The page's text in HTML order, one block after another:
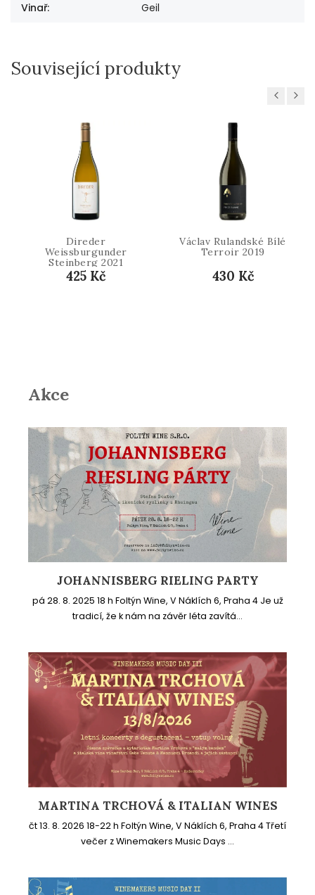
Vinař: Geil
Související produkty
Previous
Direder
Weissburgunder
Steinberg 2021
425 Kč
Václav Rulandské Bílé
Terroir 2019
430 Kč
Next
Akce
JOHANNISBERG RIELING PARTY
pá 28. 8. 2025 18 h Foltýn Wine, V Náklích 6, Praha 4 Je už
tradicí, že k nám na závěr léta zavítá...
MARTINA TRCHOVÁ & ITALIAN WINES
čt 13. 8. 2026 18-22 h Foltýn Wine, V Náklích 6, Praha 4 Třetí
večer z Winemakers Music Days ...